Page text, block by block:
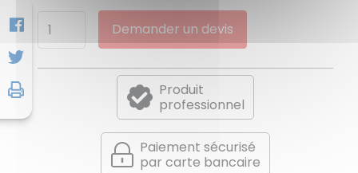
Demander un devis
Produit
professionnel
Paiement sécurisé
par carte bancaire